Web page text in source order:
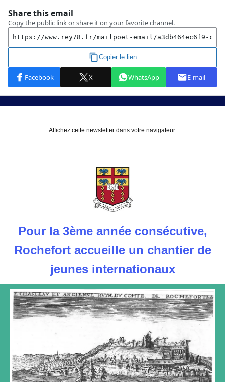
Affichez cette newsletter dans votre navigateur.
Pour la 3ème année consécutive,
Rochefort accueille un chantier de
jeunes internationaux